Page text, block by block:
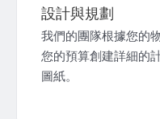
設計與規劃
我們的團隊根據您的
您的預算創建詳細的
圖紙。